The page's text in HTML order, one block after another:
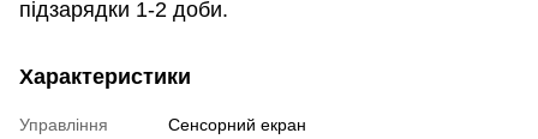
підзарядки 1-2 доби.
Характеристики
Управління
Сенсорний екран